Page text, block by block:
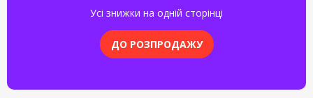
Усі знижки на одній сторінці
ДО РОЗПРОДАЖУ